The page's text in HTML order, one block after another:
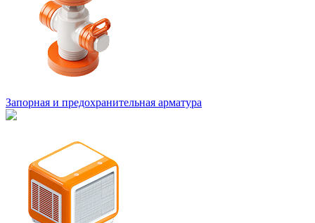
Запорная и предохранительная арматура